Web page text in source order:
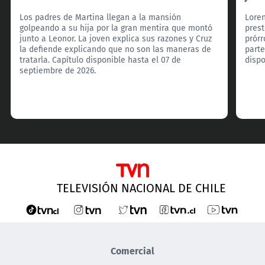
Los padres de Martina llegan a la mansión
golpeando a su hija por la gran mentira que montó
junto a Leonor. La joven explica sus razones y Cruz
la defiende explicando que no son las maneras de
tratarla. Capítulo disponible hasta el 07 de
septiembre de 2026.
TELEVISIÓN NACIONAL DE CHILE
Comercial